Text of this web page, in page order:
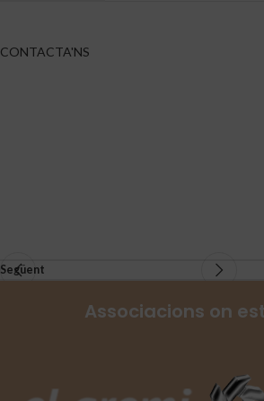
CONTACTA'NS
Següent
Associacions on